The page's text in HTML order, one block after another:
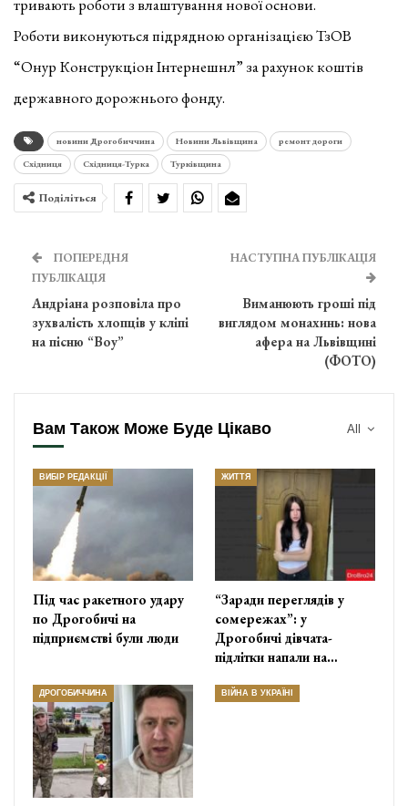
тривають роботи з влаштування нової основи.
Роботи виконуються підрядною організацією ТзОВ
“Онур Конструкціон Інтернешнл” за рахунок коштів
державного дорожнього фонду.
новини Дрогобиччина Новини Львівщина
ремонт дороги
Східниця
Східниця-Турка Турківщина
Поділіться
ПОПЕРЕДНЯ
ПУБЛІКАЦІЯ
Андріана розповіла про
зухвалість хлопців у кліпі
на пісню “Boy”
НАСТУПНА ПУБЛІКАЦІЯ
Виманюють гроші під
виглядом монахинь: нова
афера на Львівщині
(ФОТО)
All
Вам Також Може Буде Цікаво
ВИБІР РЕДАКЦІЇ
Під час ракетного удару
по Дрогобичі на
підприємстві були люди
ЖИТТЯ
“Заради переглядів у
сомережах”: у
Дрогобичі дівчата-
підлітки напали на…
ДРОГОБИЧЧИНА ВІЙНА В УКРАЇНІ